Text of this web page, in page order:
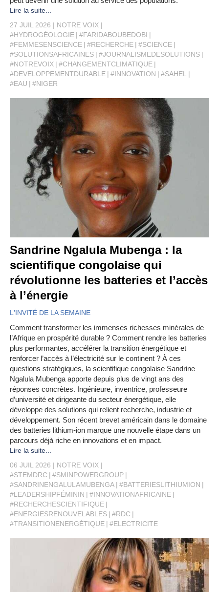
Lire la suite...
27 JUIL 2026
NOTRE VOIX
#HYDROGÉOLOGIE
#FARIDABOUBEDOBI
#FEMMESENSCIENCE
#RECHERCHE
#SCIENCE
#SOLUTIONSAFRICAINES
#JOURNALISMEDESOLUTIONS
#NOTREVOIX
#CHANGEMENTCLIMATIQUE
#DEVELOPPEMENTDURABLE
#INNOVATION
#SAHEL
#EAU
#NIGER
Sandrine Ngalula Mubenga : la
scientifique congolaise qui
révolutionne les batteries et l’accès
à l’énergie
L'INVITÉ DE LA SEMAINE
Comment transformer les immenses richesses minérales de
l’Afrique en prospérité durable ? Comment rendre les batteries
plus performantes, accélérer la transition énergétique et
renforcer l’accès à l’électricité sur le continent ? À ces
questions stratégiques, la scientifique congolaise Sandrine
Ngalula Mubenga apporte depuis plus de vingt ans des
réponses concrètes. Ingénieure, inventrice, professeure
d’université et dirigeante du secteur énergétique, elle
développe des solutions qui relient recherche, industrie et
développement. Son récent brevet américain dans le domaine
des batteries lithium-ion marque une nouvelle étape dans un
parcours déjà riche en innovations et en impact.
Lire la suite...
06 JUIL 2026
NOTRE VOIX
#STEMDRC
#SMINPOWERGROUP
#SANDRINENGALULAMUBENGA
#BATTERIESLITHIUMION
#LEADERSHIPFÉMININ
#INNOVATIONAFRICAINE
#RECHERCHESCIENTIFIQUE
#ENERGIESRENOUVELABLES
#RDC
#TRANSITIONENERGÉTIQUE
#ELECTRICITE